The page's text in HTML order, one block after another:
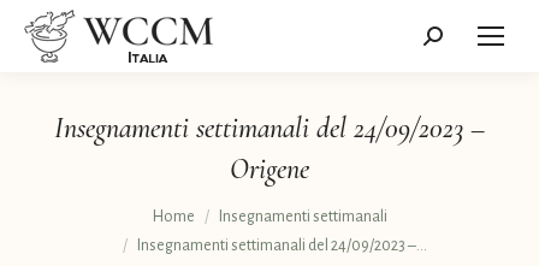
Cerca:
Insegnamenti settimanali del 24/09/2023 –
Origene
Home
Insegnamenti settimanali
Insegnamenti settimanali del 24/09/2023 –…